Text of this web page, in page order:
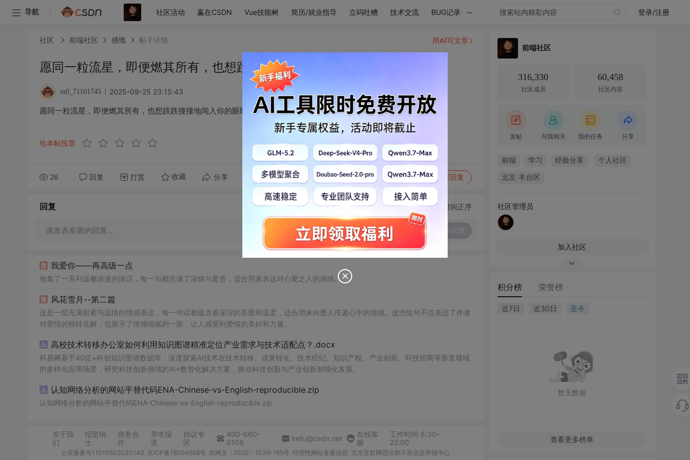
导航 社区活动 赢在CSDN Vue技能树 简历/就业指导 立码吐槽 技术交流 BUG记录 ... 登录/注册
社区 前端社区 感慨 帖子详情
愿同一粒流星，即便燃其所有，也想跌跌撞撞地闯入你的眼眸。
m0_71101745 2025-09-25 23:15:43
愿同一粒流星，即便燃其所有，也想跌跌撞撞地闯入你的眼眸。
给本帖投票
26 回复 打赏 收藏 分享 转发到动态 举报 写回复
用AI写文章
回复 切换为时间正序
请发表友善的回复…
我爱你——再高级一点
收集了一系列温馨浪漫的情话，每一句都充满了深情与爱意，适合用来表达对心爱之人的感情。
风花雪月--第二篇
这是一组充满甜蜜与温情的情感表达，每一句话都蕴含着深深的喜爱和温柔，适合用来向爱人传递心中的情感。这些短句不仅表达了作者
对爱情的独特见解，也展示了情感细腻的一面，让人感受到爱情的美好和力量。
高校技术转移办公室如何利用知识图谱精准定位产业需求与技术适配点？.docx
科易网基于40亿+科创知识图谱数据库，深度探索AI技术在技术转移、成果转化、技术经纪、知识产权、产业创新、科技招商等垂直领域
的多样化应用场景，研究科技创新领域的AI+数智化解决方案，推动科技创新与产业创新智能化发展。
认知网络分析的网站平替代码ENA-Chinese-vs-English-reproducible.zip
认知网络分析的网站平替代码ENA-Chinese-vs-English-reproducible.zip
关于我
们
招贤纳
士
商务合
作
寻求报
道
协议专
区
400-660-
0108
kefu@csdn.net
在线客
服
工作时间 8:30-
22:00
公安备案号11010502030143 京ICP备19004658号 京网文〔2020〕1039-165号 经营性网站备案信息 北京互联网违法和不良信息举报中心
前端社区
316,330
社区成员
60,458
社区内容
发帖 与我相关 我的任务 分享
前端 学习 经验分享 个人社区
北京·丰台区
社区管理员
加入社区
积分榜 荣誉榜
近7日 近30日 至今
暂无数据
查看更多榜单